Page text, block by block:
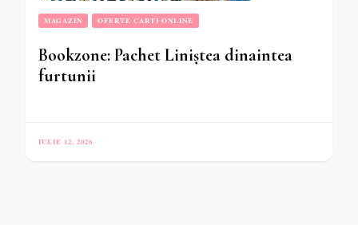
MAGAZIN OFERTE CARTI ONLINE
Bookzone: Pachet Liniștea dinaintea
furtunii
IULIE 12, 2026